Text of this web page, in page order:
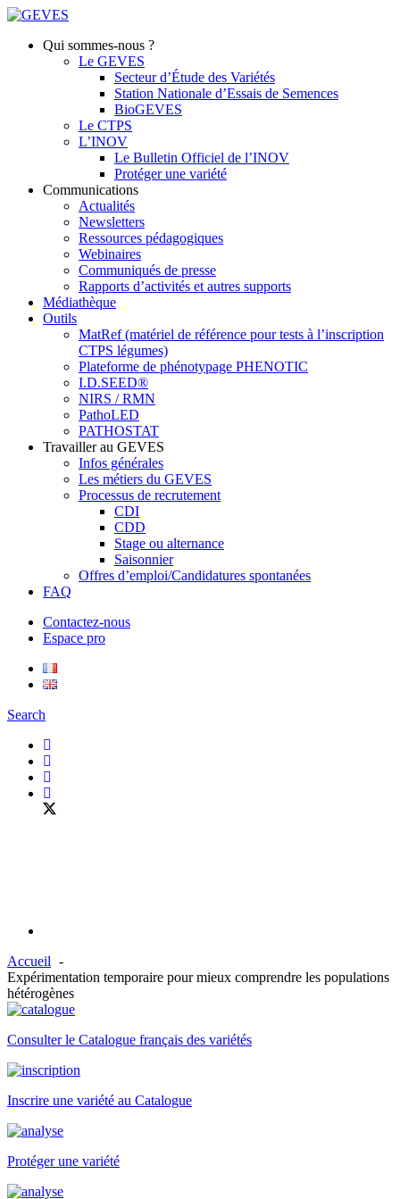
Qui sommes-nous ?
Le GEVES
Secteur d’Étude des Variétés
Station Nationale d’Essais de Semences
BioGEVES
Le CTPS
L’INOV
Le Bulletin Officiel de l’INOV
Protéger une variété
Communications
Actualités
Newsletters
Ressources pédagogiques
Webinaires
Communiqués de presse
Rapports d’activités et autres supports
Médiathèque
Outils
MatRef (matériel de référence pour tests à l’inscription
CTPS légumes)
Plateforme de phénotypage PHENOTIC
I.D.SEED®
NIRS / RMN
PathoLED
PATHOSTAT
Travailler au GEVES
Infos générales
Les métiers du GEVES
Processus de recrutement
CDI
CDD
Stage ou alternance
Saisonnier
Offres d’emploi/Candidatures spontanées
FAQ
Contactez-nous
Espace pro
Search
Accueil
Expérimentation temporaire pour mieux comprendre les populations
hétérogènes
Consulter le Catalogue français des variétés
Inscrire une variété au Catalogue
Protéger une variété